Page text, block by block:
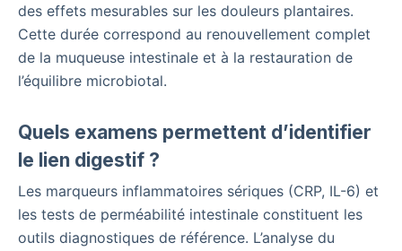
des effets mesurables sur les douleurs plantaires.
Cette durée correspond au renouvellement complet
de la muqueuse intestinale et à la restauration de
l’équilibre microbiotal.
Quels examens permettent d’identifier
le lien digestif ?
Les marqueurs inflammatoires sériques (CRP, IL-6) et
les tests de perméabilité intestinale constituent les
outils diagnostiques de référence. L’analyse du